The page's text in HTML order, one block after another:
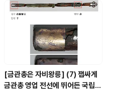
[금관총은 자비왕릉] (7) 잽싸게
금관총 영업 전선에 뛰어든 국립박